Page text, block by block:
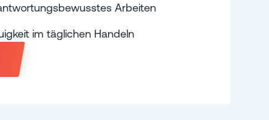
Arbeiten
im täglichen Handeln